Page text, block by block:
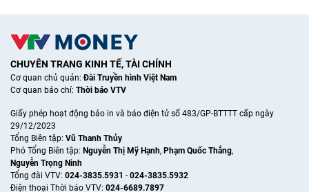
CHUYÊN TRANG KINH TẾ, TÀI CHÍNH
Cơ quan chủ quản:Đài Truyền hình Việt Nam
Cơ quan báo chí: Thời báo VTV
Giấy phép hoạt động báo in và báo điện tử số 483/GP-BTTTT cấp ngày
29/12/2023
Tổng Biên tập: Vũ Thanh Thủy
Phó Tổng Biên tập: Nguyễn Thị Mỹ Hạnh, Phạm Quốc Thắng,
Nguyễn Trọng Ninh
Tổng đài VTV: 024-3835.5931 - 024-3835.5932
Ðiện thoại Thời báo VTV: 024-6689.7897